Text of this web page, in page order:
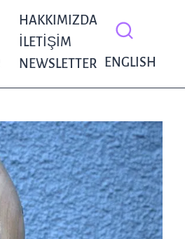
HAKKIMIZDA
İLETIŞIM
NEWSLETTER
ENGLISH